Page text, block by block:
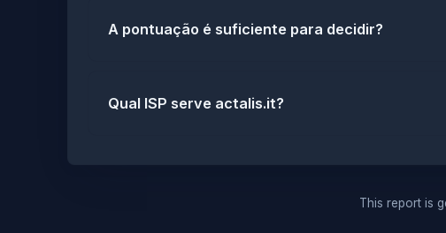
A pontuação é suficiente para decidir?
Qual ISP serve actalis.it?
This report is